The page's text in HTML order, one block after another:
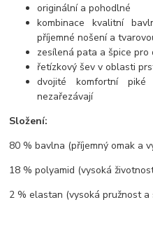
originální a pohodlné
kombinace kvalitní
příjemné nošení a
zesílená pata a špice pro
řetízkový šev v oblasti
dvojité komfortní
nezařezávají
Složení:
80 % bavlna (příjemný omak a
18 % polyamid (vysoká
2 % elastan (vysoká pružnost a